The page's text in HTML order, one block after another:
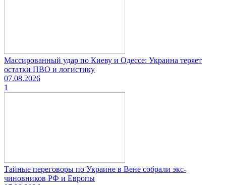
Массированный удар по Киеву и Одессе: Украина теряет
остатки ПВО и логистику
07.08.2026
1
Тайные переговоры по Украине в Вене собрали экс-
чиновников РФ и Европы